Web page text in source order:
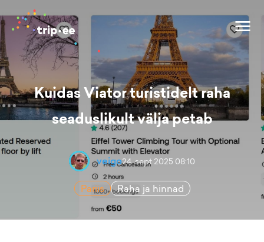
Kuidas Viator turistidelt raha
seaduslikult välja petab
veigo24. sept 2025 08:10
Pariis Raha ja hinnad